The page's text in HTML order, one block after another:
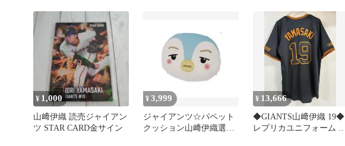
¥ 1,000
山﨑伊織 読売ジャイアン
ツ STAR CARD金サイン
¥3,999
ジャイアンツ☆パペット
クッション山﨑伊織選手
¥ 13,666
◆GIANTS山﨑伊織 19◆
レプリカユニフォーム ブ